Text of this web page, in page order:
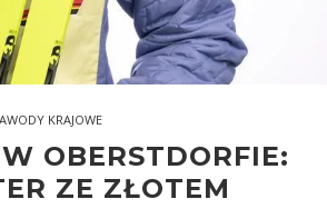
KRAJOWE
OBERSTDORFIE:
ZE ZŁOTEM